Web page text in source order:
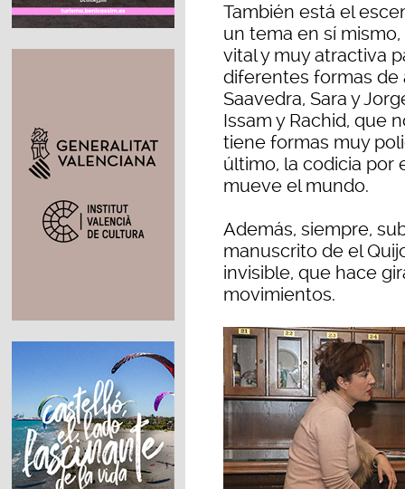
También está el
un tema en sí
vital y muy atractiva
diferentes formas de
Saavedra, Sara y
Issam y Rachid, que
tiene formas muy
último, la codicia por
mueve el mundo.
Además, siempre,
manuscrito de el
invisible, que hace
movimientos.